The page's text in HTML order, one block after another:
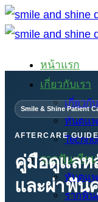
ข้าม
ไป
เนื้อหา
หน้าแรก
เกี่ยวกับเรา
เกี่ยวกั
ทันตแ
รากฟันเทียม
ทันตแ
รากฟัน
Smile & Shine Patient
AFTERCARE GUIDE
คู่มือดูแลห
และผ่าฟัน